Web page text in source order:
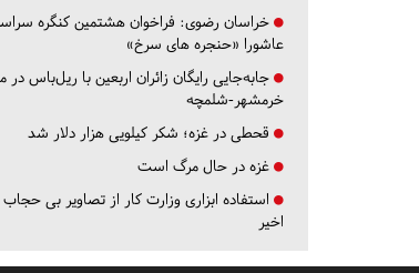
خراسان رضوی: فراخوان هشتمین کنگره
عاشورا «حنجره های سرخ»
جابه‌جایی رایگان زائران اربعین با ریل‌باس در
خرمشهر-شلمچه
قحطی در غزه؛ شکر کیلویی هزار دلار شد
غزه در حال مرگ است
استفاده ابزاری وزارت کار از تصاویر بی
اخیر